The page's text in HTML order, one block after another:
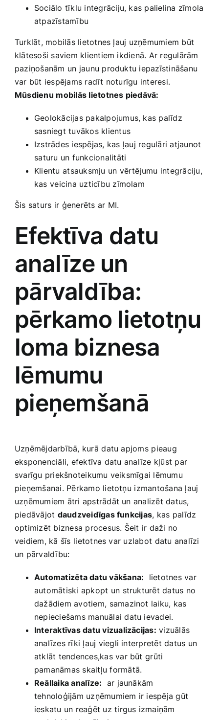
Sociālo tīklu integrāciju, kas palielina‌ zīmola
atpazīstamību
Turklāt, mobilās lietotnes ļauj uzņēmumiem būt
klātesoši saviem klientiem ikdienā. Ar regulārām
paziņošanām un⁢ jaunu produktu iepazīstināšanu
var būt iespējams radīt noturīgu interesi.
Mūsdienu ⁢mobilās lietotnes piedāvā:
Geolokācijas pakalpojumus, kas palīdz
sasniegt tuvākos klientus
Izstrādes iespējas, kas ⁤ļauj regulāri atjaunot
⁢saturu un funkcionalitāti
Klientu ⁣atsauksmju un vērtējumu integrāciju,
kas ⁤veicina uzticību zīmolam
Šis saturs ir ⁤ģenerēts ar ⁢MI.
Efektīva datu
analīze ⁢un
pārvaldība:
pērkamo lietotņu
loma biznesa
lēmumu
pieņemšanā
Uzņēmējdarbībā, kurā ⁢datu apjoms⁤ pieaug
eksponenciāli, efektīva datu analīze kļūst par
svarīgu​ priekšnoteikumu veiksmīgai lēmumu
pieņemšanai. Pērkamo lietotņu⁤ izmantošana ļauj
uzņēmumiem ātri apstrādāt un analizēt datus,
piedāvājot daudzveidīgas funkcijas, ⁢kas palīdz
optimizēt biznesa procesus. Šeit ir daži no
veidiem, kā šīs ⁣lietotnes var uzlabot⁢ datu ‍analīzi​
un pārvaldību:
Automatizēta datu vākšana: ‌ lietotnes var
automātiski apkopt un⁢ strukturēt datus no
dažādiem avotiem,⁣ samazinot‌ laiku, kas
nepieciešams manuālai datu ievadei.
Interaktīvas datu vizualizācijas: vizuālās
analīzes rīki ļauj ‌viegli interpretēt datus un
atklāt tendences,kas var būt ⁢grūti​
pamanāmas skaitļu formātā.
Reāllaika analīze: ​ ar jaunākām
tehnoloģijām uzņēmumiem ‍ir iespēja gūt ​
ieskatu un reaģēt ‌uz tirgus izmaiņām